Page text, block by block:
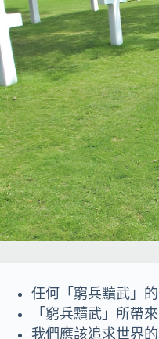
任何「窮兵黷武」
「窮兵黷武」所帶
我們應該追求世界